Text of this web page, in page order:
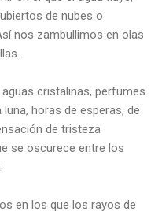
de nubes o
nos zambullimos en olas
cristalinas, perfumes
horas de esperas, de
de tristeza
se oscurece entre los
en los que los rayos de